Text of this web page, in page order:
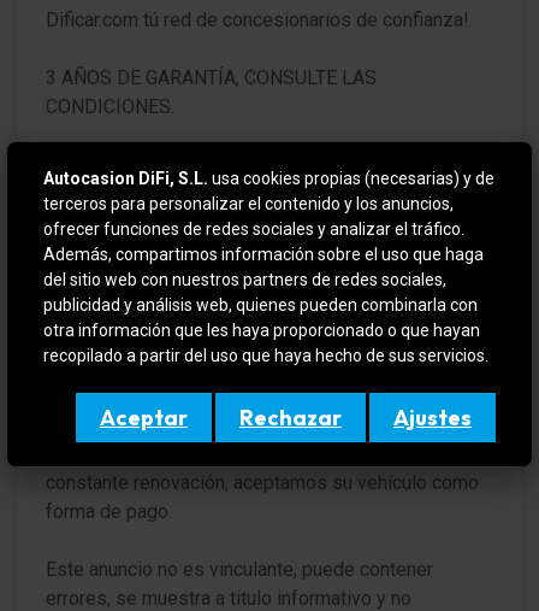
Dificar.com tú red de concesionarios de confianza!
3 AÑOS DE GARANTÍA, CONSULTE LAS
CONDICIONES.
HYUNDAI TUCSON en IMPECABLE estado y
totalmente REVISADO y CERTIFICADO por la red de
concesionarios HYUNDAI con 12 meses de garantía
desde el día de entrega. NUEVO A ESTRENAR. 5
AÑOS DE GARANTÍA.
VEHICULO EN OFERTA SI SE FINANCIA
Para más información contactar por teléfono o e-mail
o si quiere verlo y probarlo sin compromiso en (
constante renovación, aceptamos su vehículo como
forma de pago.
Este anuncio no es vinculante, puede contener
errores, se muestra a titulo informativo y no
Autocasion DiFi, S.L. usa cookies propias (necesarias) y de
terceros para personalizar el contenido y los anuncios,
ofrecer funciones de redes sociales y analizar el tráfico.
Además, compartimos información sobre el uso que haga
del sitio web con nuestros partners de redes sociales,
publicidad y análisis web, quienes pueden combinarla con
otra información que les haya proporcionado o que hayan
recopilado a partir del uso que haya hecho de sus servicios.
Aceptar Rechazar Ajustes